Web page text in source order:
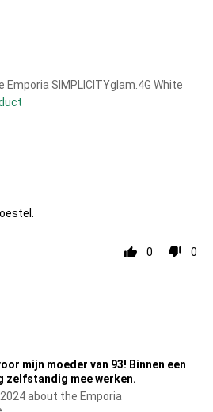
Emporia SIMPLICITYglam.4G White
0 0
mijn moeder van 93! Binnen een
zelfstandig mee werken.
about the Emporia